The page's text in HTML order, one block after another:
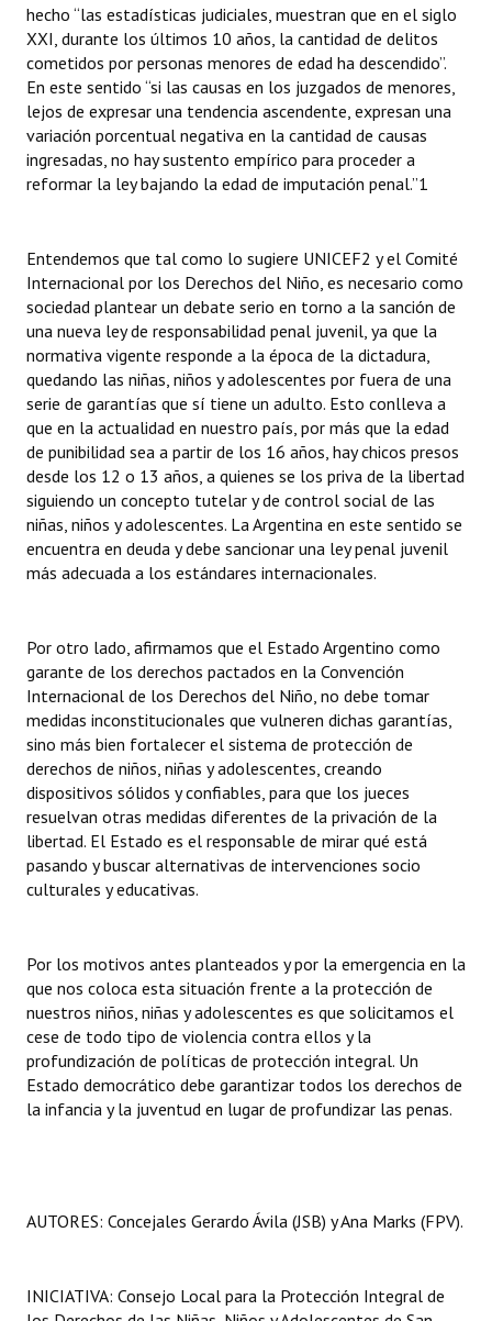
hecho “las estadísticas judiciales, muestran que en el siglo
XXI, durante los últimos 10 años, la cantidad de delitos
cometidos por personas menores de edad ha descendido”.
En este sentido “si las causas en los juzgados de menores,
lejos de expresar una tendencia ascendente, expresan una
variación porcentual negativa en la cantidad de causas
ingresadas, no hay sustento empírico para proceder a
reformar la ley bajando la edad de imputación penal.”1
Entendemos que tal como lo sugiere UNICEF2 y el Comité
Internacional por los Derechos del Niño, es necesario como
sociedad plantear un debate serio en torno a la sanción de
una nueva ley de responsabilidad penal juvenil, ya que la
normativa vigente responde a la época de la dictadura,
quedando las niñas, niños y adolescentes por fuera de una
serie de garantías que sí tiene un adulto. Esto conlleva a
que en la actualidad en nuestro país, por más que la edad
de punibilidad sea a partir de los 16 años, hay chicos presos
desde los 12 o 13 años, a quienes se los priva de la libertad
siguiendo un concepto tutelar y de control social de las
niñas, niños y adolescentes. La Argentina en este sentido se
encuentra en deuda y debe sancionar una ley penal juvenil
más adecuada a los estándares internacionales.
Por otro lado, afirmamos que el Estado Argentino como
garante de los derechos pactados en la Convención
Internacional de los Derechos del Niño, no debe tomar
medidas inconstitucionales que vulneren dichas garantías,
sino más bien fortalecer el sistema de protección de
derechos de niños, niñas y adolescentes, creando
dispositivos sólidos y confiables, para que los jueces
resuelvan otras medidas diferentes de la privación de la
libertad. El Estado es el responsable de mirar qué está
pasando y buscar alternativas de intervenciones socio
culturales y educativas.
Por los motivos antes planteados y por la emergencia en la
que nos coloca esta situación frente a la protección de
nuestros niños, niñas y adolescentes es que solicitamos el
cese de todo tipo de violencia contra ellos y la
profundización de políticas de protección integral. Un
Estado democrático debe garantizar todos los derechos de
la infancia y la juventud en lugar de profundizar las penas.
AUTORES: Concejales Gerardo Ávila (JSB) y Ana Marks (FPV).
INICIATIVA: Consejo Local para la Protección Integral de